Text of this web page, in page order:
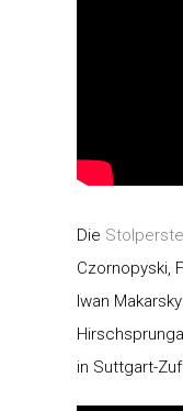
Die
Czornopyski,
Iwan
in Suttgart-